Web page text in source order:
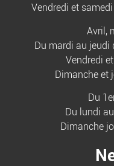
Vendredi et
Avril,
Du mardi au jeudi
Vendredi
Dimanche et
Du
Du lundi
Dimanche